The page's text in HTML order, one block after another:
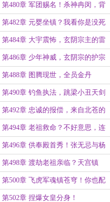
异！
第480章 军团赐名！杀神冉闵，背
嵬岳飞！
第482章 元婴坐镇？我看你是没死
过！
第484章 大宇震怖，玄阴宗主的雷
霆之怒！
第486章 少年神威，玄阴宗的护宗
大阵！
第488章 图腾现世，全员金丹
第490章 钓鱼执法，跳梁小丑天剑
宗！
第492章 忠诚的报偿，来自北苍的
怒火！
第494章 老祖救命？不好意思，连
你家老祖一起埋了！
第496章 供奉殿首秀！张无忌与杨
过！
第498章 渡劫老祖亲临？天宫镇
世！
第500章 飞虎军魂镇苍穹！你也配
叫御林军
第502章 捏爆女皇分身！